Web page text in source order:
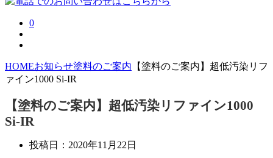
0
HOMEお知らせ塗料のご案内 【塗料のご案内】超低汚染リフ
ァイン1000 Si-IR
【塗料のご案内】超低汚染リファイン1000
Si-IR
投稿日： 2020年11月22日